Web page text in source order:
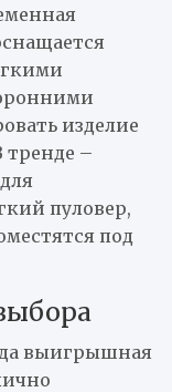
изделие
тренде –
пуловер,
под
выигрышная